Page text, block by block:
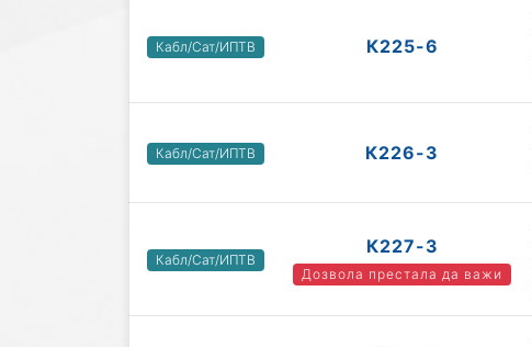
Кабл/Сат/ИПТВ К225-6
Кабл/Сат/ИПТВ К226-3
Кабл/Сат/ИПТВ
К227-3
Дозвола престала да важи